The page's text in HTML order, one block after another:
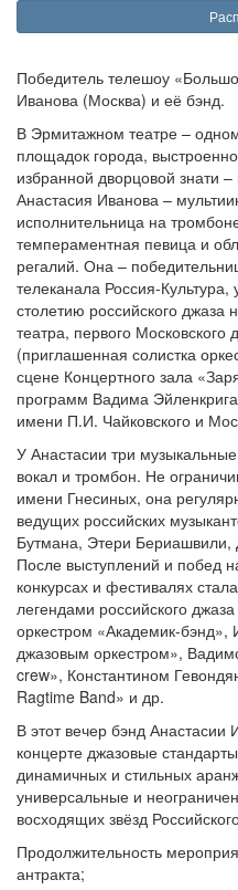
Победитель телешоу
Иванова (Москва) и её бэнд.
В Эрмитажном театре –
площадок города,
избранной дворцовой знати
Анастасия Иванова –
исполнительница на
темпераментная певица и
регалий. Она –
телеканала Россия-Культура,
столетию российского джаза
театра, первого
(приглашенная солистка
сцене Концертного зала
программ Вадима
имени П.И. Чайковского и
У Анастасии три
вокал и тромбон. Не
имени Гнесиных, она
ведущих российских
Бутмана, Этери Бериашвили,
После выступлений и побед
конкурсах и фестивалях
легендами российского
оркестром «Академик-
джазовым оркестром»,
crew», Константином
Ragtime Band» и др.
В этот вечер бэнд Анастасии
концерте джазовые
динамичных и стильных
универсальные и
восходящих звёзд
Продолжительность
антракта;